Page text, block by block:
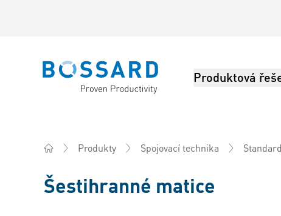
Bossard homepage Produktová
Produkty Spojovací technika
Šestihranné matice